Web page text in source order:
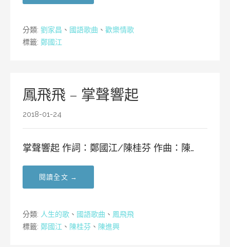
分類: 劉家昌 、 國語歌曲 、 歡樂情歌
標籤: 鄭國江
鳳飛飛 – 掌聲響起
2018-01-24
掌聲響起 作詞：鄭國江/陳桂芬 作曲：陳…
閱讀全文 →
分類: 人生的歌 、 國語歌曲 、 鳳飛飛
標籤: 鄭國江 、 陳桂芬 、 陳進興